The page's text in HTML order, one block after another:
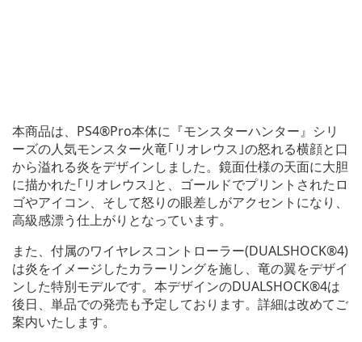
本商品は、PS4®Pro本体に『モンスターハンター』シリ
ーズの人気モンスター火竜｢リオレウス｣の怒れる横顔と口
から溢れる炎をデザインしました。鏡面仕様の天面に大胆
に描かれた｢リオレウス｣と、ゴールドでプリントされたロ
ゴやアイコン、そして怒りの眼差しがアクセントになり、
高級感漂う仕上がりとなっています。
また、付属のワイヤレスコントローラー(DUALSHOCK®4)
は炎をイメージしたカラーリングを施し、竜の翼をデザイ
ンした特別モデルです。本デザインのDUALSHOCK®4は
後日、単品での発売も予定しております。詳細は改めてご
案内いたします。